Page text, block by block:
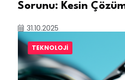
Sorunu: Kesin
31.10.2025
TEKNOLOJI